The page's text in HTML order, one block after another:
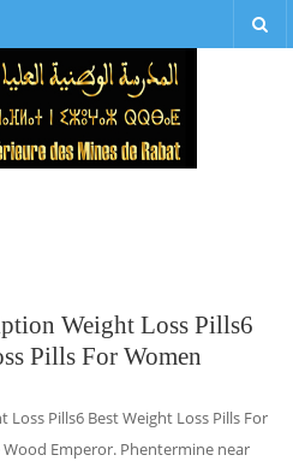
Weight Loss Pills6
Pills For Women
Pills6 Best Weight Loss Pills For
Emperor. Phentermine near